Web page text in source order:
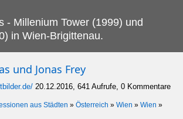
- Millenium Tower (1999) und
in Wien-Brigittenau.
und Jonas Frey
20.12.2016, 641 Aufrufe, 0 Kommentare
aus Städten » Österreich » Wien » Wien »